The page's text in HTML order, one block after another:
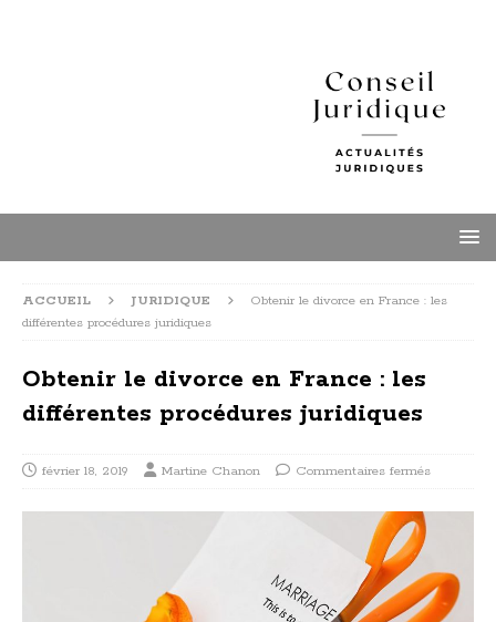
ACCUEIL JURIDIQUE
Obtenir le divorce en France : les
différentes procédures juridiques
Obtenir le divorce en France : les
différentes procédures juridiques
février 18, 2019 Martine Chanon Commentaires fermés